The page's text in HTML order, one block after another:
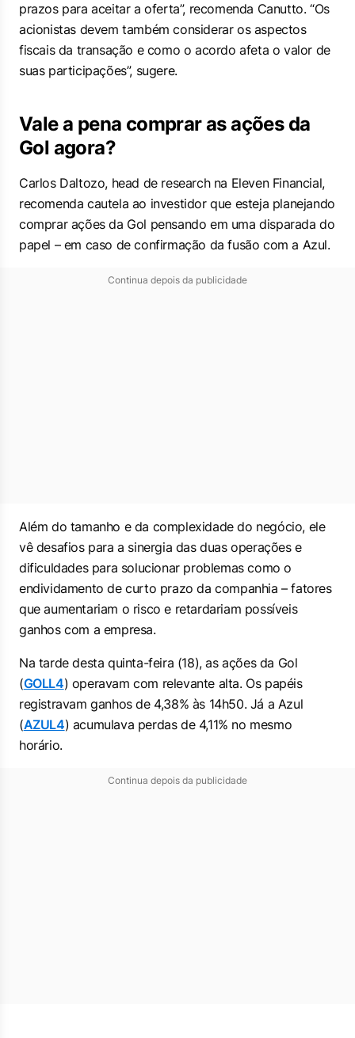
prazos para aceitar a oferta”, recomenda Canutto. “Os
acionistas devem também considerar os aspectos
fiscais da transação e como o acordo afeta o valor de
suas participações”, sugere.
Vale a pena comprar as ações da
Gol agora?
Carlos Daltozo, head de researchna Eleven Financial,
recomenda cautela ao investidor que esteja planejando
comprar ações da Gol pensando em uma disparada do
papel – em caso de confirmação da fusão com a Azul.
Continua depois da publicidade
Além do tamanho e da complexidade do negócio, ele
vê desafios para a sinergia das duas operações e
dificuldades para solucionar problemas como o
endividamento de curto prazo da companhia – fatores
que aumentariam o risco e retardariam possíveis
ganhos com a empresa.
Na tarde desta quinta-feira (18), as ações da Gol
(GOLL4) operavam com relevante alta. Os papéis
registravam ganhos de 4,38% às 14h50. Já a Azul
(AZUL4) acumulava perdas de 4,11% no mesmo
horário.
Continua depois da publicidade